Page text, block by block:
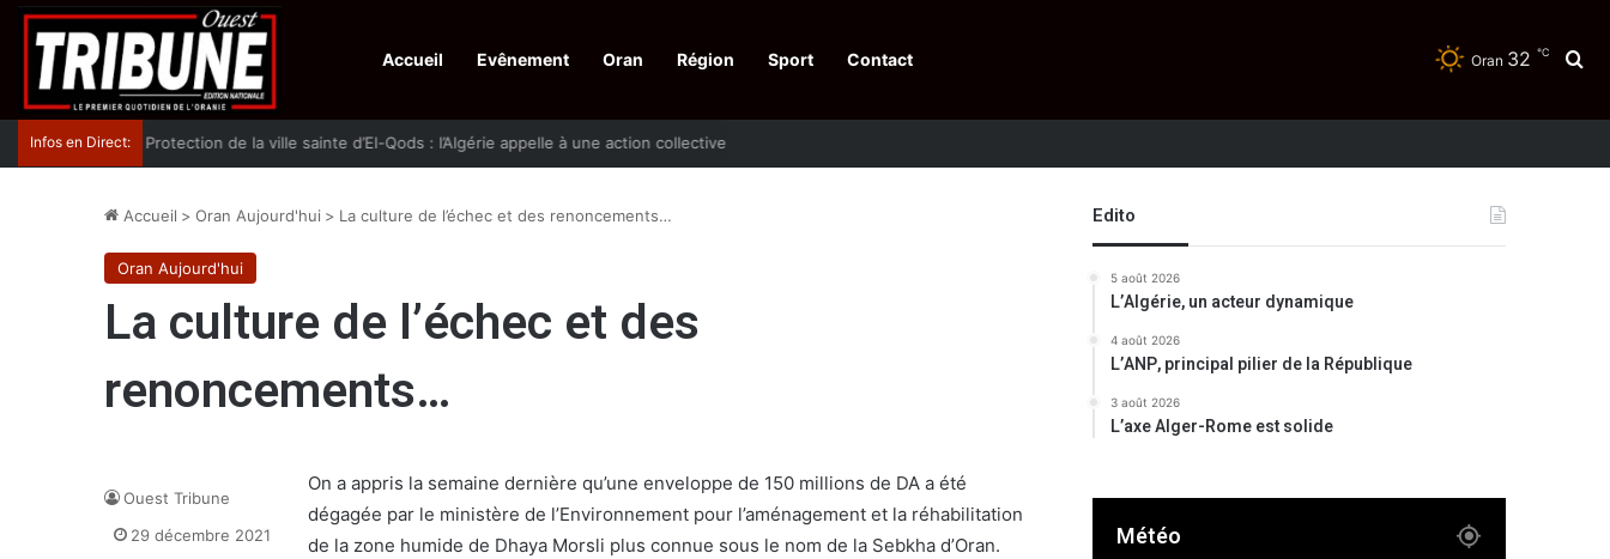
Accueil Evênement Oran Région Sport Contact Oran 32 ℃
Infos en Direct: Protection de la ville sainte d’El-Qods : l’Algérie appelle à une action collective
Accueil > Oran Aujourd'hui > La culture de l’échec et des renoncements…
Oran Aujourd'hui
La culture de l’échec et des
renoncements…
On a appris la semaine dernière qu’une enveloppe de 150 millions de DA a été
dégagée par le ministère de l’Environnement pour l’aménagement et la réhabilitation
de la zone humide de Dhaya Morsli plus connue sous le nom de la Sebkha d’Oran.
Ouest Tribune
29 décembre 2021
Edito
5 août 2026
L’Algérie, un acteur dynamique
4 août 2026
L’ANP, principal pilier de la République
3 août 2026
L’axe Alger-Rome est solide
Météo